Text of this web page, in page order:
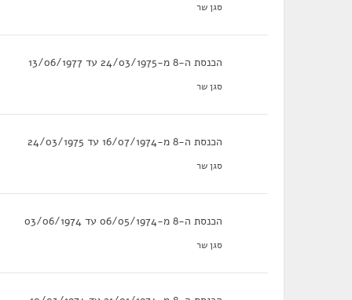
סגן שר
הכנסת ה-8 מ-24/03/1975 עד 13/06/1977
סגן שר
הכנסת ה-8 מ-16/07/1974 עד 24/03/1975
סגן שר
הכנסת ה-8 מ-06/05/1974 עד 03/06/1974
סגן שר